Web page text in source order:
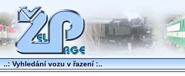
..: Vyhledání vozu v řazení :..